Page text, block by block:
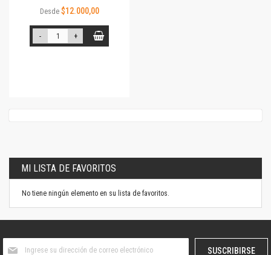
Desde $12.000,00
- +
MI LISTA DE FAVORITOS
No tiene ningún elemento en su lista de favoritos.
SUSCRIBIRSE